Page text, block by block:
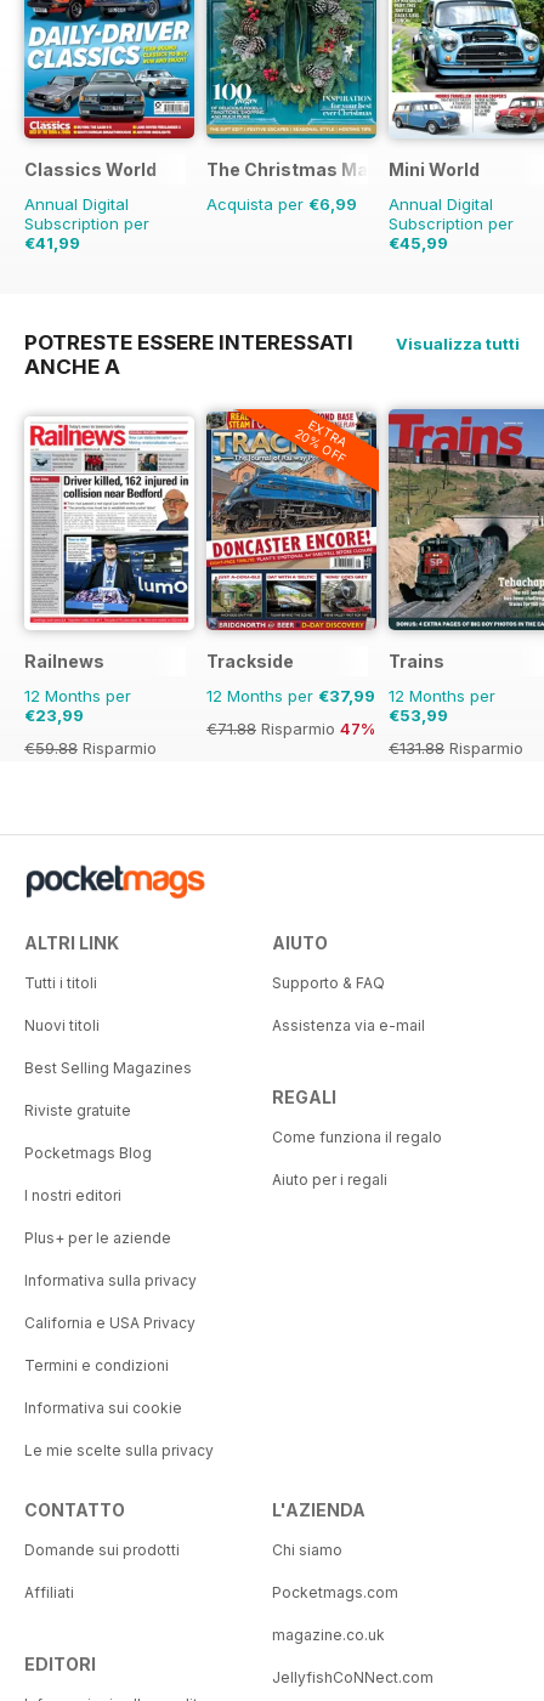
Classics World
Annual Digital
Subscription per
€41,99
The Christmas Magazine
Acquista per €6,99
Mini World
Annual Digital
Subscription per
€45,99
POTRESTE ESSERE INTERESSATI
ANCHE A
Visualizza tutti
Railnews
12 Months per
€23,99
€59.88 Risparmio
EXTRA
20% OFF
Trackside
12 Months per €37,99
€71.88 Risparmio 47%
Trains
12 Months per
€53,99
€131.88 Risparmio
ALTRI LINK
Tutti i titoli
Nuovi titoli
Best Selling Magazines
Riviste gratuite
Pocketmags Blog
I nostri editori
Plus+ per le aziende
Informativa sulla privacy
California e USA Privacy
Termini e condizioni
Informativa sui cookie
Le mie scelte sulla privacy
AIUTO
Supporto & FAQ
Assistenza via e-mail
REGALI
Come funziona il regalo
Aiuto per i regali
CONTATTO
Domande sui prodotti
Affiliati
EDITORI
L'AZIENDA
Chi siamo
Pocketmags.com
magazine.co.uk
JellyfishCoNNect.com